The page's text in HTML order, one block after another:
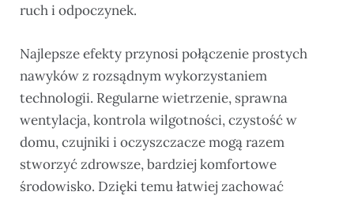
ruch i odpoczynek.
Najlepsze efekty przynosi połączenie prostych
nawyków z rozsądnym wykorzystaniem
technologii. Regularne wietrzenie, sprawna
wentylacja, kontrola wilgotności, czystość w
domu, czujniki i oczyszczacze mogą razem
stworzyć zdrowsze, bardziej komfortowe
środowisko. Dzięki temu łatwiej zachować